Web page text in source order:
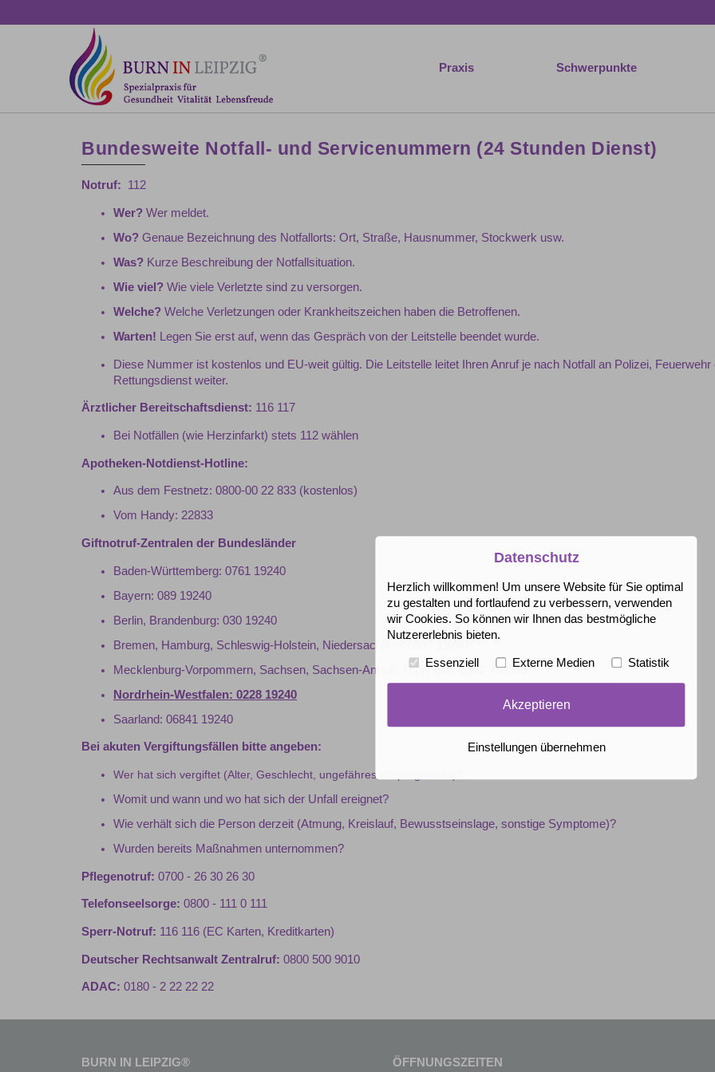
Praxis Schwerpunkte
Bundesweite Notfall- und Servicenummern (24 Stunden Dienst)
Notruf: 112
Wer? Wer meldet.
Wo? Genaue Bezeichnung des Notfallorts: Ort, Straße, Hausnummer, Stockwerk usw.
Was? Kurze Beschreibung der Notfallsituation.
Wie viel? Wie viele Verletzte sind zu versorgen.
Welche? Welche Verletzungen oder Krankheitszeichen haben die Betroffenen.
Warten! Legen Sie erst auf, wenn das Gespräch von der Leitstelle beendet wurde.
Diese Nummer ist kostenlos und EU-weit gültig. Die Leitstelle leitet Ihren Anruf je nach Notfall an Polizei, Feuerwehr
Rettungs­­­dienst weiter.
Ärztlicher Bereitschaftsdienst: 116 117
Bei Notfällen (wie Herzinfarkt) stets 112 wählen
Apotheken-Notdienst-Hotline:
Aus dem Festnetz: 0800-00 22 833 (kostenlos)
Vom Handy: 22833
Giftnotruf-Zentralen der Bundesländer
Baden-Württemberg: 0761 19240
Bayern: 089 19240
Berlin, Brandenburg: 030 19240
Bremen, Hamburg, Schleswig-Holstein, Niedersachsen: 0551 19240
Mecklenburg-Vorpommern, Sachsen, Sachsen-Anhalt, Thüringen: 0361 730730
Nordrhein-Westfalen: 0228 19240
Saarland: 06841 19240
Bei akuten Vergiftungsfällen bitte angeben:
Wer hat sich vergiftet (Alter, Geschlecht, ungefähres Körpergewicht)?
Womit und wann und wo hat sich der Unfall ereignet?
Wie verhält sich die Person derzeit (Atmung, Kreislauf, Bewusstseinslage, sonstige Symptome)?
Wurden bereits Maßnahmen unternommen?
Pflege­not­­ruf: 0700 - 26 30 26 30
Telefonseelsorge: 0800 - 111 0 111
Sperr-Notruf: 116 116 (EC Karten, Kreditkarten)
Deutscher Rechtsanwalt Zentralruf: 0800 500 9010
ADAC: 0180 - 2 22 22 22
BURN IN LEIPZIG® ÖFFNUNGSZEITEN
Datenschutz
Herzlich willkommen! Um unsere Website für Sie optimal
zu gestalten und fortlaufend zu verbessern, verwenden
wir Cookies. So können wir Ihnen das bestmögliche
Nutzererlebnis bieten.
Essenziell Externe Medien Statistik
Akzeptieren
Einstellungen übernehmen